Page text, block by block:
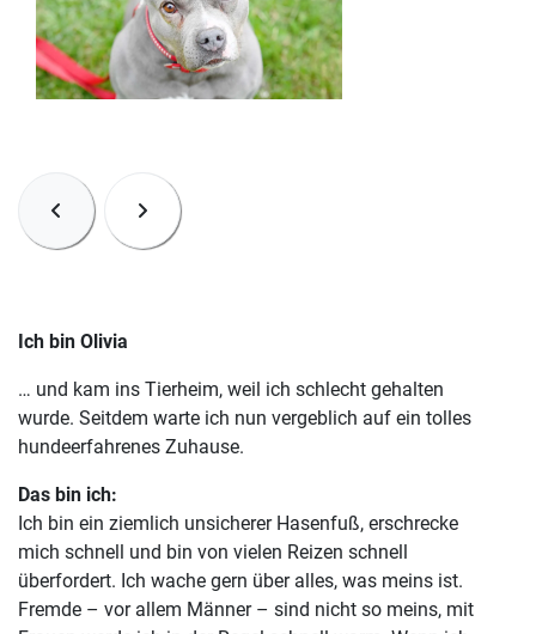
Ich bin Olivia
… und kam ins Tierheim, weil ich schlecht gehalten
wurde. Seitdem warte ich nun vergeblich auf ein tolles
hundeerfahrenes Zuhause.
Das bin ich:
Ich bin ein ziemlich unsicherer Hasenfuß, erschrecke
mich schnell und bin von vielen Reizen schnell
überfordert. Ich wache gern über alles, was meins ist.
Fremde – vor allem Männer – sind nicht so meins, mit